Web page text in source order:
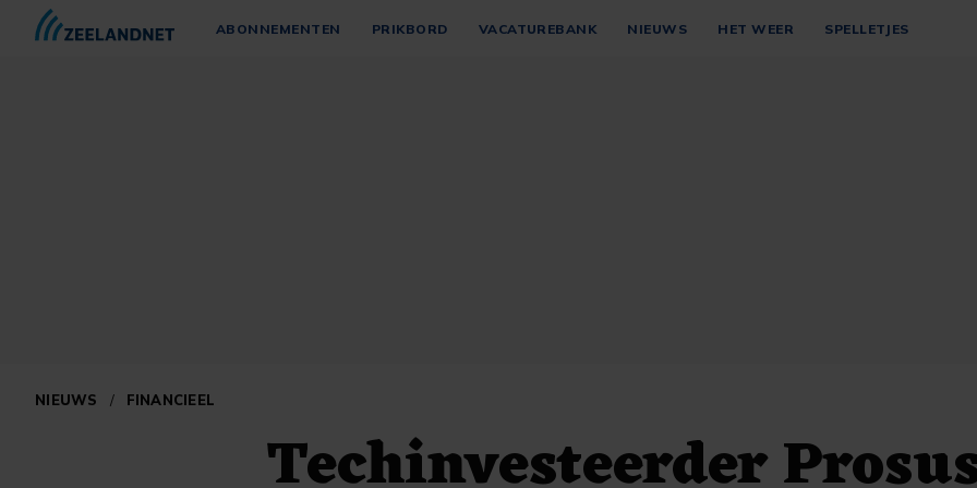
ABONNEMENTEN PRIKBORD VACATUREBANK NIEUWS HET WEER SPELLETJES
NIEUWS / FINANCIEEL